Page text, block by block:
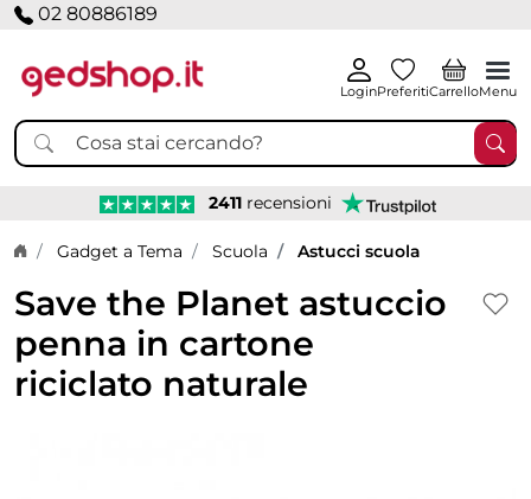
02 80886189
LoginPreferitiCarrelloMenu
2411 recensioni
Home page
Gadget a Tema Scuola Astucci scuola
Save the Planet astuccio
penna in cartone
riciclato naturale